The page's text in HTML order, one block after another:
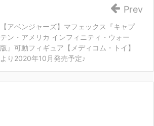
【アベンジャーズ】マフェックス『キャプ
テン・アメリカ インフィニティ・ウォー
版』可動フィギュア【メディコム・トイ】
より2020年10月発売予定♪
Prev